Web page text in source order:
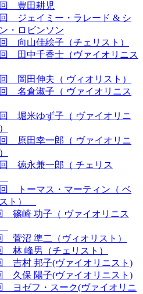
豊田耕児
ジェイミー・ラレード & シ
・ロビンソン
向山佳絵子（チェリスト）
田中千香士（ヴァイオリニス
岡田伸夫（ ヴィオリスト）
名倉淑子（ ヴァイオリニス
堀米ゆず子（ ヴァイオリニ
原田幸一郎（ ヴァイオリニ
徳永兼一郎（ チェリス
トーマス・マーティン（ ベ
ト）
篠崎 功子（ ヴァイオリニス
菅沼 準二（ヴィオリスト）
林 峰男（チェリスト）
吉村 邦子(ヴァイオリニスト)
久保 陽子(ヴァイオリニスト)
ヨゼフ・スーク(ヴァイオリニ